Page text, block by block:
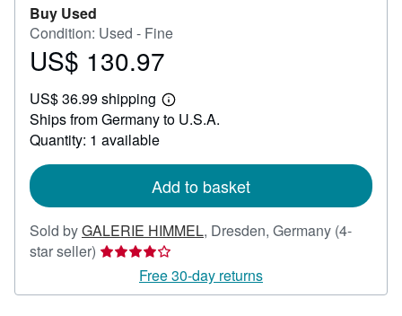
Buy Used
Condition: Used - Fine
Price
130.97
US$ 130.97
US$ 36.99 shipping
Learn
more
Ships from Germany to U.S.A.
Quantity: 1 available
Add to basket
Sold byGALERIE HIMMEL, Dresden, Germany (4-
star seller) Seller
4
Free 30-day returns